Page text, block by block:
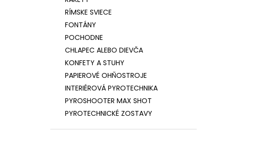
RÍMSKE SVIECE
FONTÁNY
POCHODNE
CHLAPEC ALEBO DIEVČA
KONFETY A STUHY
PAPIEROVÉ OHŇOSTROJE
INTERIÉROVÁ PYROTECHNIKA
PYROSHOOTER MAX SHOT
PYROTECHNICKÉ ZOSTAVY
SVADOBNÁ DYMOVÁ DÚHA 40MM -
PREMIUM
€200